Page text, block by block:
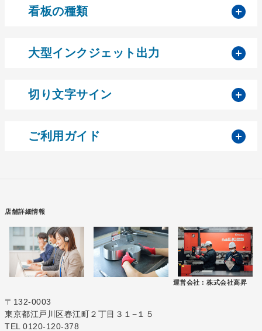
看板の種類
大型インクジェット出力
切り文字サイン
ご利用ガイド
店舗詳細情報
運営会社 : 株式会社高昇
〒132-0003
東京都江戸川区春江町２丁目３１−１５
TEL 0120-120-378